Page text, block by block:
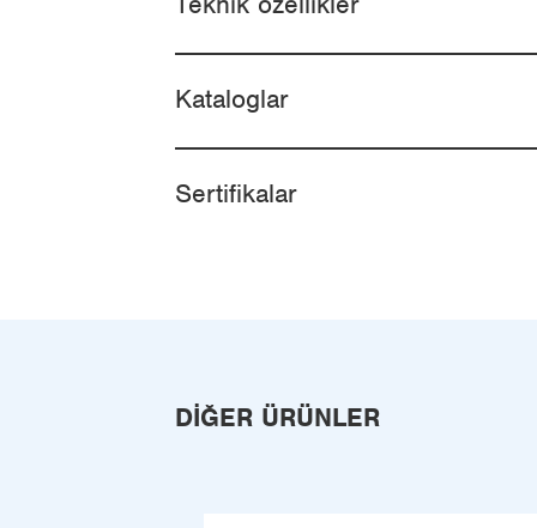
Kataloglar
Sertifikalar
DIĞER ÜRÜNLER